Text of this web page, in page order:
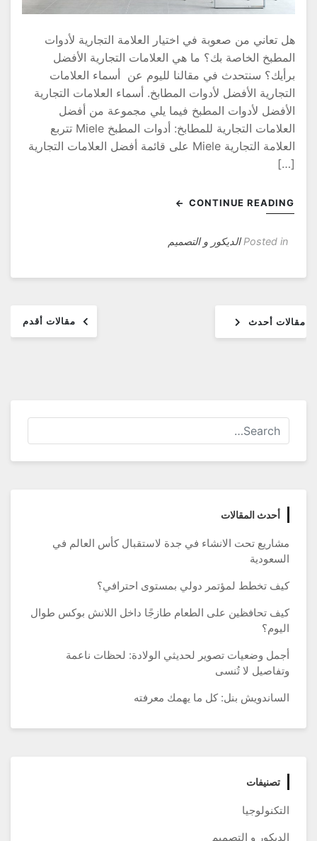
تعاني من صعوبة في اختيار العلامة التجارية لأدوات
الخاصة بك؟ ما هي العلامات التجارية الأفضل
سنتحدث في مقالنا لليوم عن أسماء العلامات
الأفضل لأدوات المطابخ. أسماء العلامات التجارية
لأدوات المطبخ فيما يلي مجموعة من أفضل
العلامات التجارية للمطابخ: أدوات المطبخ Miele تتربع
العلامة التجارية Miele على قائمة أفضل العلامات التجارية
CONTINUE
Posted in الديكور و التصميم
مقالات أقدم أحدث
أحدث المقالات
مشاريع تحت الانشاء في جدة لاستقبال كأس العالم في
السعودية
كيف تخطط لمؤتمر دولي بمستوى احترافي؟
كيف تحافظين على الطعام طازجًا داخل اللانش بوكس طوال
اليوم؟
أجمل وضعيات تصوير لحديثي الولادة: لحظات ناعمة
وتفاصيل لا تُنسى
الساندويش بنل: كل ما يهمك معرفته
تصنيفات
التكنولوجيا
الديكور و التصميم